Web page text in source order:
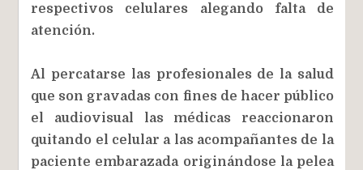
respectivos celulares alegando falta de
atención.
Al percatarse las profesionales de la salud
que son gravadas con fines de hacer público
el audiovisual las médicas reaccionaron
quitando el celular a las acompañantes de la
paciente embarazada originándose la pelea